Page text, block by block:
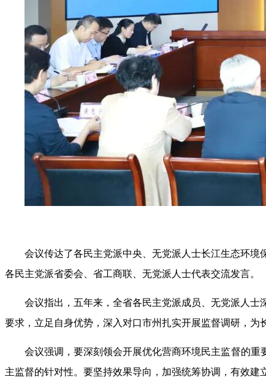
会议传达了各民主党派中央、无党派人士长江生态环境
各民主党派省委会、省工商联、无党派人士代表交流发言。
会议指出，五年来，全省各民主党派成员、无党派人
要求，立足自身优势，深入对口市州扎实开展监督调研，为
会议强调，要深刻领会开展优化营商环境民主监督的
主监督的针对性。要坚持效果导向，加强统筹协调，有效